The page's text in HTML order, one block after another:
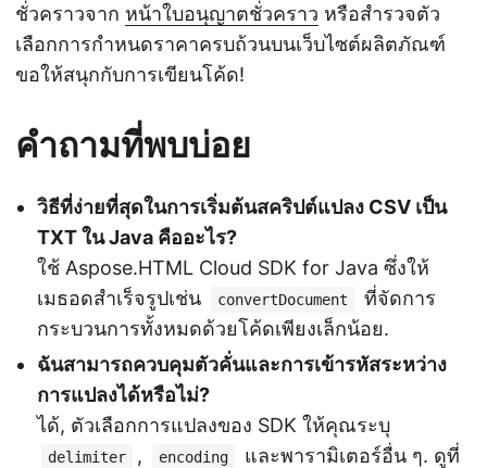
ชั่วคราวจาก หน้าใบอนุญาตชั่วคราว หรือสำรวจตัว
เลือกการกำหนดราคาครบถ้วนบนเว็บไซต์ผลิตภัณฑ์
ขอให้สนุกกับการเขียนโค้ด!
คำถามที่พบบ่อย
วิธีที่ง่ายที่สุดในการเริ่มต้นสคริปต์แปลง CSV เป็น
TXT ใน Java คืออะไร?
ใช้ Aspose.HTML Cloud SDK for Java ซึ่งให้
เมธอดสำเร็จรูปเช่น
convertDocument
ที่จัดการ
กระบวนการทั้งหมดด้วยโค้ดเพียงเล็กน้อย.
ฉันสามารถควบคุมตัวคั่นและการเข้ารหัสระหว่าง
การแปลงได้หรือไม่?
ได้, ตัวเลือกการแปลงของ SDK ให้คุณระบุ
delimiter , encoding
และพารามิเตอร์อื่น ๆ. ดูที่